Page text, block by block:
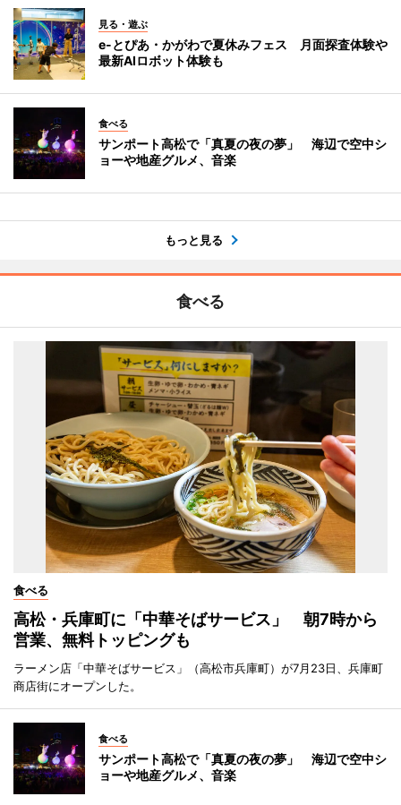
見る・遊ぶ
e-とぴあ・かがわで夏休みフェス 月面探査体験や
最新AIロボット体験も
食べる
サンポート高松で「真夏の夜の夢」 海辺で空中シ
ョーや地産グルメ、音楽
もっと見る
食べる
食べる
高松・兵庫町に「中華そばサービス」 朝7時から
営業、無料トッピングも
ラーメン店「中華そばサービス」（高松市兵庫町）が7月23日、兵庫町
商店街にオープンした。
食べる
サンポート高松で「真夏の夜の夢」 海辺で空中シ
ョーや地産グルメ、音楽